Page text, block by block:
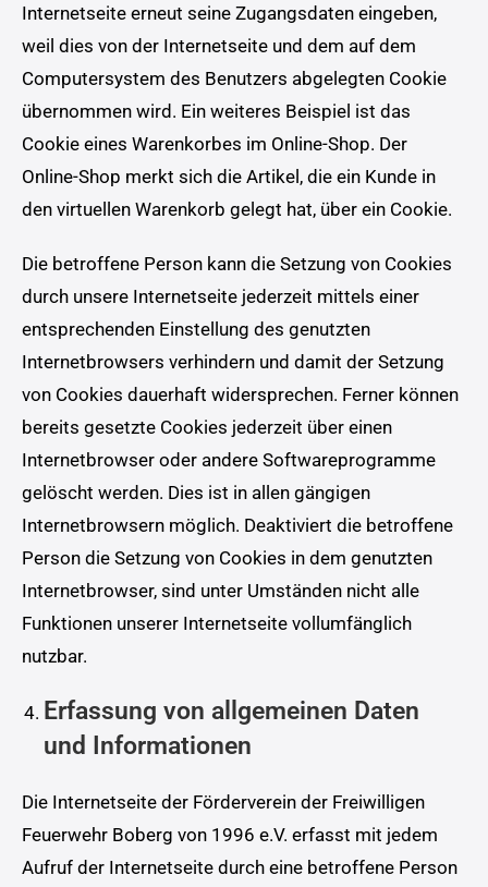
Internetseite erneut seine Zugangsdaten eingeben,
weil dies von der Internetseite und dem auf dem
Computersystem des Benutzers abgelegten Cookie
übernommen wird. Ein weiteres Beispiel ist das
Cookie eines Warenkorbes im Online-Shop. Der
Online-Shop merkt sich die Artikel, die ein Kunde in
den virtuellen Warenkorb gelegt hat, über ein Cookie.
Die betroffene Person kann die Setzung von Cookies
durch unsere Internetseite jederzeit mittels einer
entsprechenden Einstellung des genutzten
Internetbrowsers verhindern und damit der Setzung
von Cookies dauerhaft widersprechen. Ferner können
bereits gesetzte Cookies jederzeit über einen
Internetbrowser oder andere Softwareprogramme
gelöscht werden. Dies ist in allen gängigen
Internetbrowsern möglich. Deaktiviert die betroffene
Person die Setzung von Cookies in dem genutzten
Internetbrowser, sind unter Umständen nicht alle
Funktionen unserer Internetseite vollumfänglich
nutzbar.
Erfassung von allgemeinen Daten
und Informationen
Die Internetseite der Förderverein der Freiwilligen
Feuerwehr Boberg von 1996 e.V. erfasst mit jedem
Aufruf der Internetseite durch eine betroffene Person